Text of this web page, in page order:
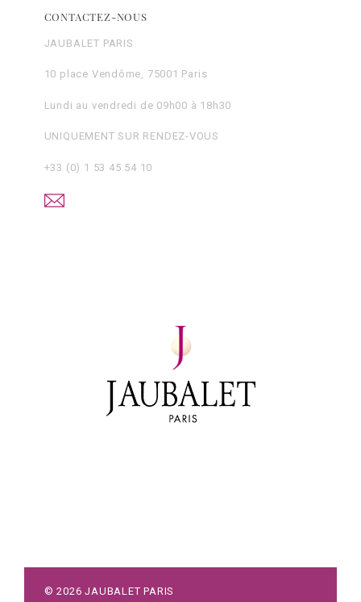
CONTACTEZ-NOUS
JAUBALET PARIS
10 place Vendôme, 75001 Paris
Lundi au vendredi de 09h00 à 18h30
UNIQUEMENT SUR RENDEZ-VOUS
+33 (0) 1 53 45 54 10
©2026 JAUBALET PARIS